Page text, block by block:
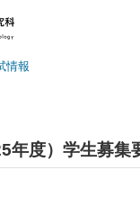
情報
年度）学生募集